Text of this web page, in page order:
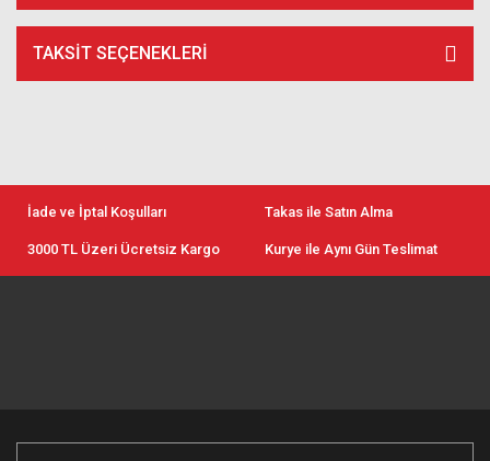
TAKSIT SEÇENEKLERI
İade ve İptal Koşulları Takas ile Satın Alma
3000 TL Üzeri Ücretsiz Kargo Kurye ile Aynı Gün Teslimat